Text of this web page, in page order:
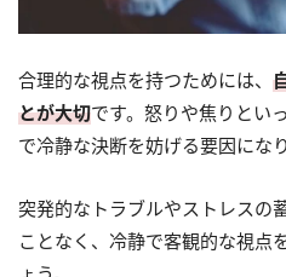
合理的な視点を持つためには、
とが大切です。怒りや焦りとい
で冷静な決断を妨げる要因になり
突発的なトラブルやストレスの
ことなく、冷静で客観的な視点